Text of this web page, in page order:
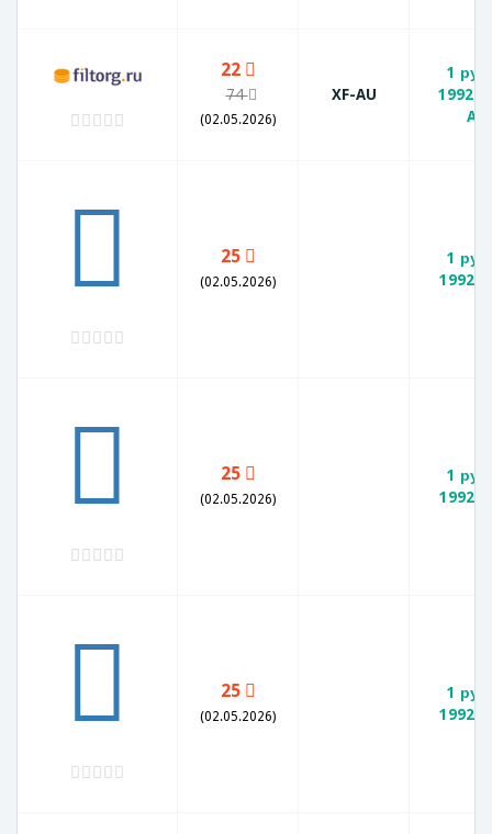
22
74
(02.05.2026)
XF-AU
1
1992 Л
AU
25
(02.05.2026)
1
1992 Л
25
(02.05.2026)
1
1992 Л
25
(02.05.2026)
1
1992 Л